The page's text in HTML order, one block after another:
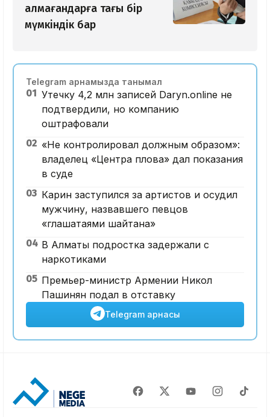
алмағандарға тағы бір
мүмкіндік бар
Telegram арнамызда танымал
01 Утечку 4,2 млн записей Daryn.online не
подтвердили, но компанию
оштрафовали
02 «Не контролировал должным образом»:
владелец «Центра плова» дал показания
в суде
03 Карин заступился за артистов и осудил
мужчину, назвавшего певцов
«глашатаями шайтана»
04 В Алматы подростка задержали с
наркотиками
05 Премьер-министр Армении Никол
Пашинян подал в отставку
Telegram арнасы